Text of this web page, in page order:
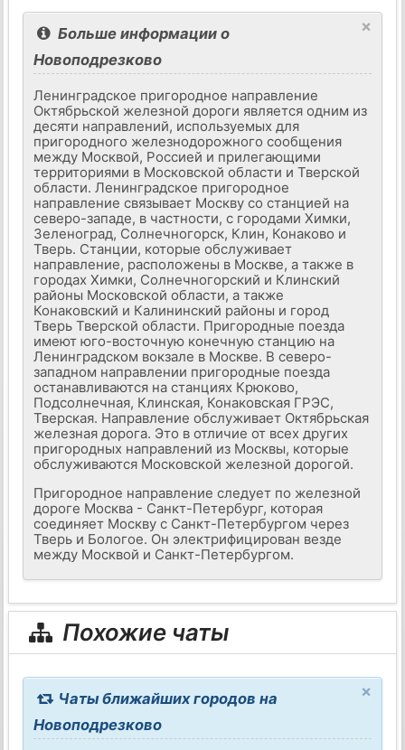
×
Больше информации о
Новоподрезково
Ленинградское пригородное направление
Октябрьской железной дороги является одним из
десяти направлений, используемых для
пригородного железнодорожного сообщения
между Москвой, Россией и прилегающими
территориями в Московской области и Тверской
области. Ленинградское пригородное
направление связывает Москву со станцией на
северо-западе, в частности, с городами Химки,
Зеленоград, Солнечногорск, Клин, Конаково и
Тверь. Станции, которые обслуживает
направление, расположены в Москве, а также в
городах Химки, Солнечногорский и Клинский
районы Московской области, а также
Конаковский и Калининский районы и город
Тверь Тверской области. Пригородные поезда
имеют юго-восточную конечную станцию ​​на
Ленинградском вокзале в Москве. В северо-
западном направлении пригородные поезда
останавливаются на станциях Крюково,
Подсолнечная, Клинская, Конаковская ГРЭС,
Тверская. Направление обслуживает Октябрьская
железная дорога. Это в отличие от всех других
пригородных направлений из Москвы, которые
обслуживаются Московской железной дорогой.
Пригородное направление следует по железной
дороге Москва - Санкт-Петербург, которая
соединяет Москву с Санкт-Петербургом через
Тверь и Бологое. Он электрифицирован везде
между Москвой и Санкт-Петербургом.
Похожие чаты
×
Чаты ближайших городов на
Новоподрезково